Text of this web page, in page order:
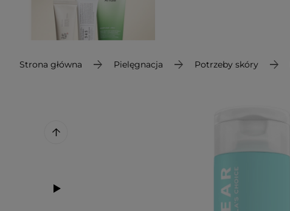
Strona główna Pielęgnacja Potrzeby skóry